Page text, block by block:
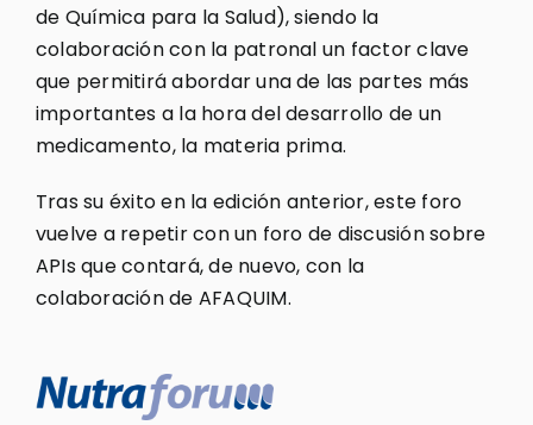
de Química para la Salud), siendo la
colaboración con la patronal un factor clave
que permitirá abordar una de las partes más
importantes a la hora del desarrollo de un
medicamento, la materia prima.
Tras su éxito en la edición anterior, este foro
vuelve a repetir con un foro de discusión sobre
APIs que contará, de nuevo, con la
colaboración de AFAQUIM.